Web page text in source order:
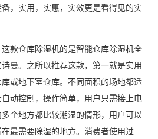
，实用，实惠，实效更是看得见的实
款仓库除湿机的是智能仓库除湿机全
诗曼。之所以推荐这款，第一就是实用
或地下室仓库。不同面积的场地都适
动控制，操作简单，用户只需接上电
个地方都比较潮湿的情形，用户可以
最需要除湿的地方。消费者使用过